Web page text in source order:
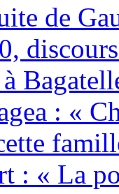
de
: «
: « La